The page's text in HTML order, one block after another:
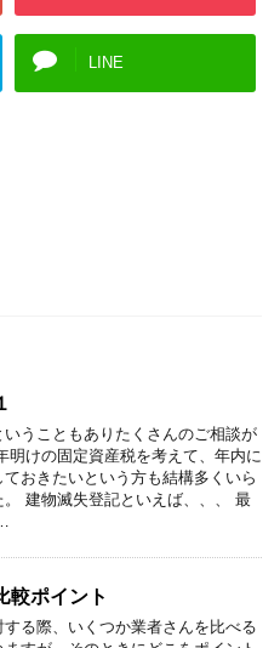
LINE
うこともありたくさんのご相談が
明けの固定資産税を考えて、年内に
おきたいという方も結構多くいら
。 建物滅失登記といえば、、、 最
較ポイント
る際、いくつか業者さんを比べる